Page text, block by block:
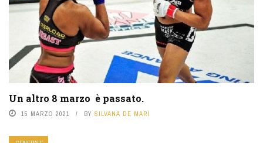
Un altro 8 marzo è passato.
15 MARZO 2021 BY SILVANA DE MARI